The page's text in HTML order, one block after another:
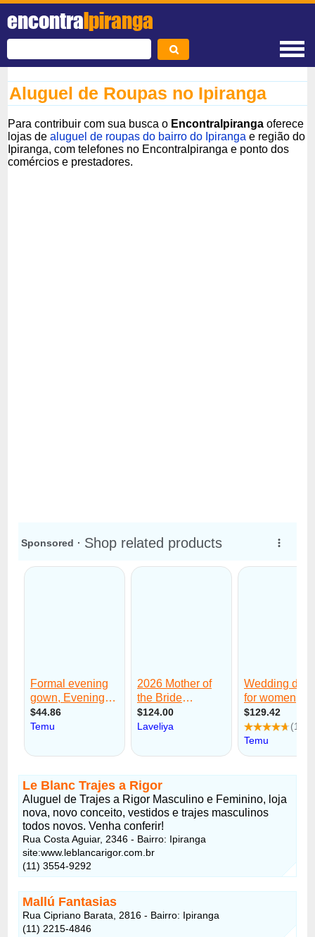
encontraIpiranga
Aluguel de Roupas no Ipiranga
Para contribuir com sua busca o EncontraIpiranga oferece
lojas dealuguel de roupas do bairro do Ipiranga e região do
Ipiranga, com telefones no EncontraIpiranga e ponto dos
comércios e prestadores.
Le Blanc Trajes a Rigor
Aluguel de Trajes a Rigor Masculino e Feminino, loja
nova, novo conceito, vestidos e trajes masculinos
todos novos. Venha conferir!
Rua Costa Aguiar, 2346 - Bairro: Ipiranga
site:www.leblancarigor.com.br
(11) 3554-9292
Mallú Fantasias
Rua Cipriano Barata, 2816 - Bairro: Ipiranga
(11) 2215-4846